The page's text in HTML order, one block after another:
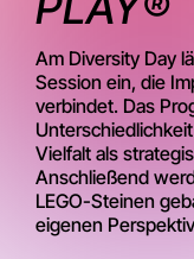
Am Diversity Day
Session ein, die
verbindet. Das
Vielfalt als
Anschließend
LEGO-Steinen
eigenen